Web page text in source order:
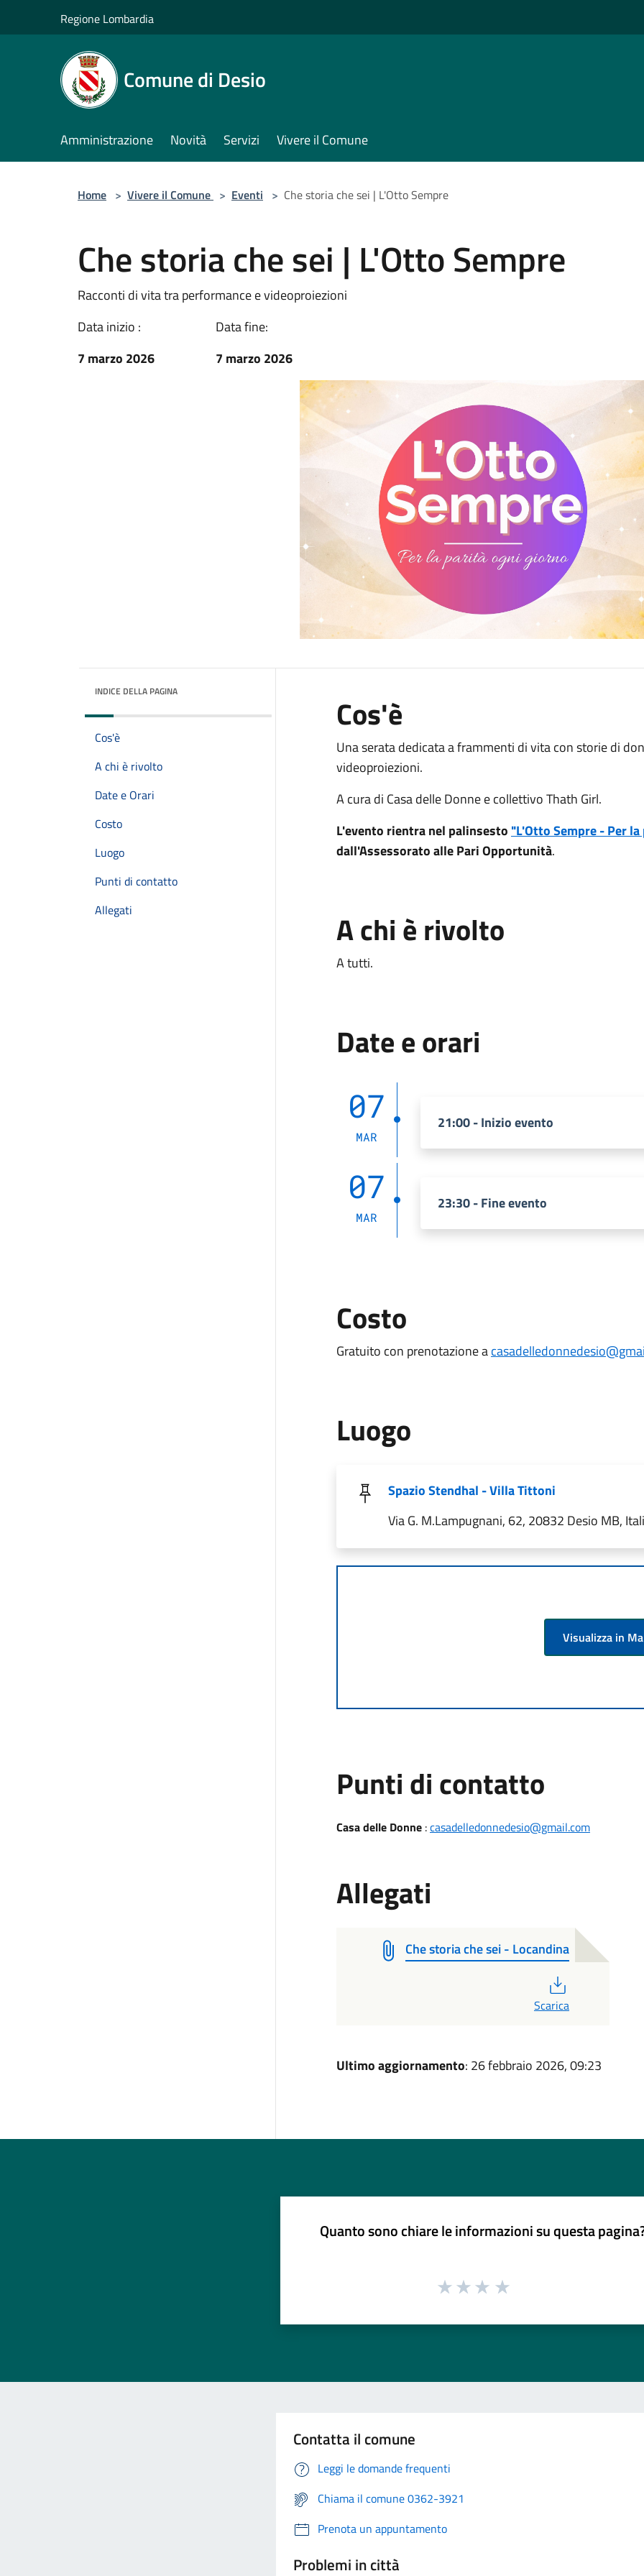
Regione Lombardia
Comune di Desio
Amministrazione Novità Servizi Vivere il Comune
Home > Vivere il Comune > Eventi > Che storia che sei | L'Otto Sempre
Che storia che sei | L'Otto Sempre
Racconti di vita tra performance e videoproiezioni
Data inizio :
7 marzo 2026
Data fine:
7 marzo 2026
INDICE DELLA PAGINA
Cos'è
A chi è rivolto
Date e Orari
Costo
Luogo
Punti di contatto
Allegati
Cos'è
Una serata dedicata a frammenti di vita con storie di
videoproiezioni.
A cura di Casa delle Donne e collettivo Thath Girl.
L'evento rientra nel palinsesto "L'Otto Sempre - Per
dall'Assessorato alle Pari Opportunità.
A chi è rivolto
A tutti.
Date e orari
07
MAR
21:00 - Inizio evento
07
MAR
23:30 - Fine evento
Costo
Gratuito con prenotazione a
Luogo
Spazio Stendhal - Villa Tittoni
Via G. M.Lampugnani, 62, 20832 Desio MB,
Visualizza in
Punti di contatto
Casa delle Donne :casadelledonnedesio@gmail.com
Allegati
Che storia che sei - Locandina
Scarica
Ultimo aggiornamento: 26 febbraio 2026, 09:23
Quanto sono chiare le informazioni su questa
Contatta il comune
Leggi le domande frequenti
Chiama il comune 0362-3921
Prenota un appuntamento
Problemi in città